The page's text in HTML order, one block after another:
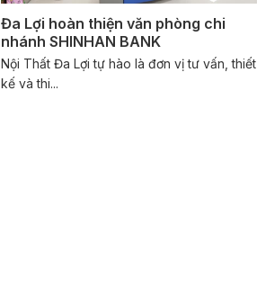
Đa Lợi hoàn thiện văn phòng chi
nhánh SHINHAN BANK
Nội Thất Đa Lợi tự hào là đơn vị tư vấn, thiết
kế và thi...